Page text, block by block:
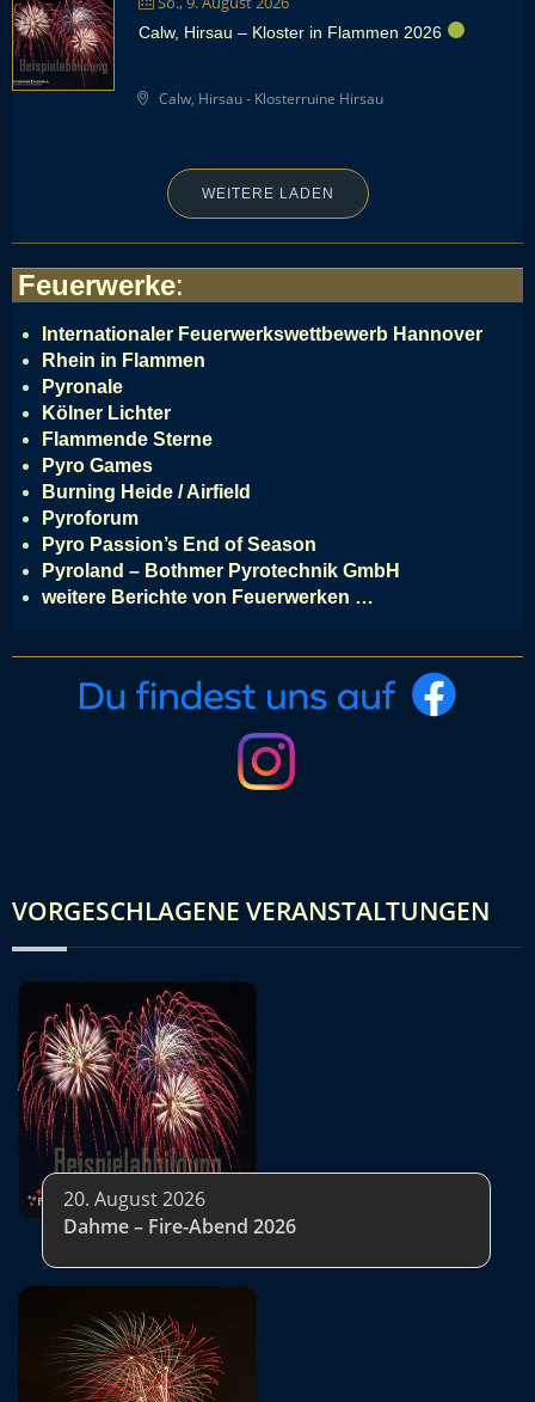
Calw, Hirsau – Kloster in Flammen 2026
Calw, Hirsau - Klosterruine Hirsau
WEITERE LADEN
Feuerwerke:
Internationaler Feuerwerkswettbewerb Hannover
Rhein in Flammen
Pyronale
Kölner Lichter
Flammende Sterne
Pyro Games
Burning Heide / Airfield
Pyroforum
Pyro Passion’s End of Season
Pyroland – Bothmer Pyrotechnik GmbH
weitere Berichte von Feuerwerken …
VORGESCHLAGENE VERANSTALTUNGEN
20. August 2026
Dahme – Fire-Abend 2026